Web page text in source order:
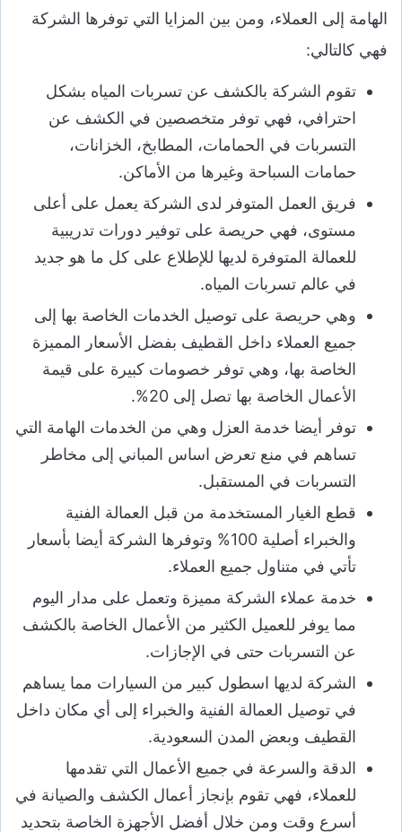
الهامة إلى العملاء، ومن بين المزايا التي توفرها الشركة
فهي كالتالي:
تقوم الشركة بالكشف عن تسربات المياه بشكل
احترافي، فهي توفر متخصصين في الكشف عن
التسربات في الحمامات، المطابخ، الخزانات،
حمامات السباحة وغيرها من الأماكن.
فريق العمل المتوفر لدى الشركة يعمل على أعلى
مستوى، فهي حريصة على توفير دورات تدريبية
للعمالة المتوفرة لديها للإطلاع على كل ما هو جديد
في عالم تسربات المياه.
وهي حريصة على توصيل الخدمات الخاصة بها إلى
جميع العملاء داخل القطيف بفضل الأسعار المميزة
الخاصة بها، وهي توفر خصومات كبيرة على قيمة
الأعمال الخاصة بها تصل إلى 20%.
توفر أيضا خدمة العزل وهي من الخدمات الهامة التي
تساهم في منع تعرض اساس المباني إلى مخاطر
التسربات في المستقبل.
قطع الغيار المستخدمة من قبل العمالة الفنية
والخبراء أصلية 100% وتوفرها الشركة أيضا بأسعار
تأتي في متناول جميع العملاء.
خدمة عملاء الشركة مميزة وتعمل على مدار اليوم
مما يوفر للعميل الكثير من الأعمال الخاصة بالكشف
عن التسربات حتى في الإجازات.
الشركة لديها اسطول كبير من السيارات مما يساهم
في توصيل العمالة الفنية والخبراء إلى أي مكان داخل
القطيف وبعض المدن السعودية.
الدقة والسرعة في جميع الأعمال التي تقدمها
للعملاء، فهي تقوم بإنجاز أعمال الكشف والصيانة في
أسرع وقت ومن خلال أفضل الأجهزة الخاصة بتحديد